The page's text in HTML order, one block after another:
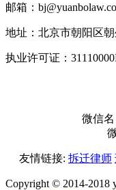
邮箱：
地址：北京市朝阳区
执业许可证：
微信
友情链接: 拆迁律师
Copyright © 2014-2018